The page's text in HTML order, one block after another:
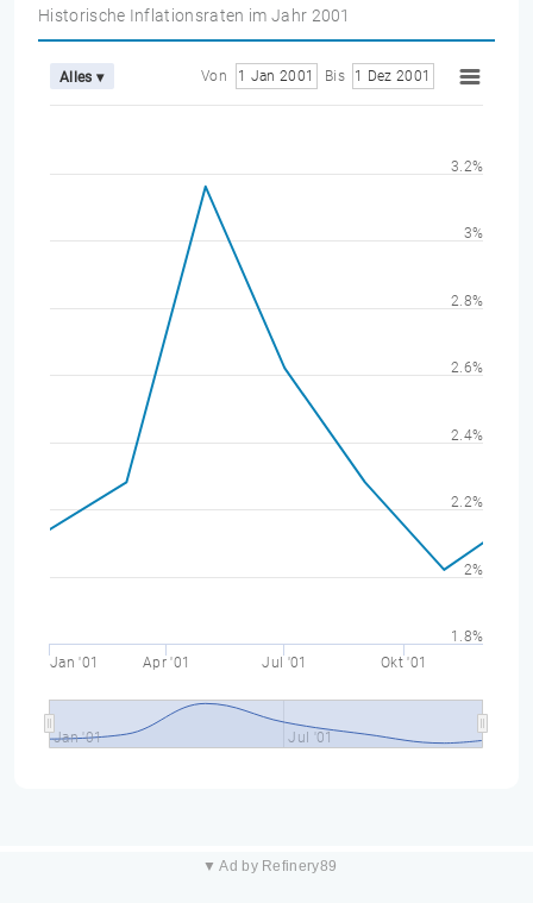
Historische Inflationsraten im Jahr 2001
Alles ▾ Von 1 Jan 2001 Bis 1 Dez 2001
Jan '01 Apr '01 Jul '01 Okt '01
Jan '01 Jul '01
1.8%
2%
2.2%
2.4%
2.6%
2.8%
3%
3.2%
▼ Ad by Refinery89